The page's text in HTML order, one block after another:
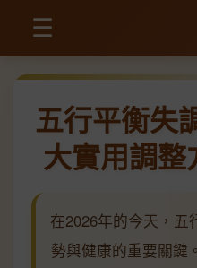
☰
五行平衡失
大實用調
在2026年的今天，五
勢與健康的重要關鍵